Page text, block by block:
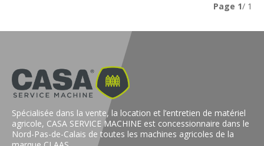
Page 1/ 1
Spécialisée dans la vente, la location et l’entretien de matériel
agricole, CASA SERVICE MACHINE est concessionnaire dans le
Nord-Pas-de-Calais de toutes les machines agricoles de la